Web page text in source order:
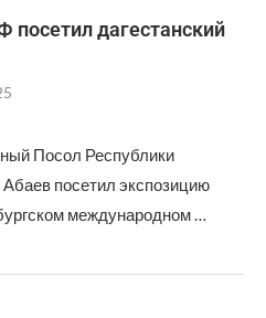
посетил дагестанский
Посол Республики
посетил экспозицию
международном …